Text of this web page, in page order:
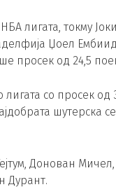
лигата, токму
Џоел
просек од 24,5
со просек од
шутерска
Донован
Дурант.